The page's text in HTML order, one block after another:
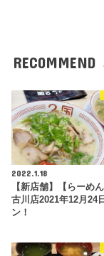
RECOMMEND
2022.1.18
【新店舗】【らーめ
古川店2021年12月24
ン！